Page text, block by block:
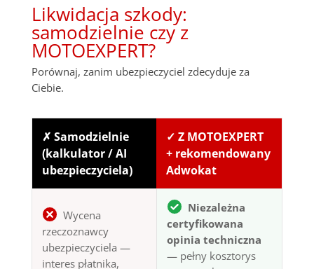
Likwidacja szkody:
samodzielnie czy z
MOTOEXPERT?
Porównaj, zanim ubezpieczyciel zdecyduje za
Ciebie.
✗ Samodzielnie
(kalkulator / AI
ubezpieczyciela)
✓ Z MOTOEXPERT
+ rekomendowany
Adwokat
Wycena
rzeczoznawcy
ubezpieczyciela —
interes płatnika,
Niezależna
certyfikowana
opinia techniczna
— pełny kosztorys